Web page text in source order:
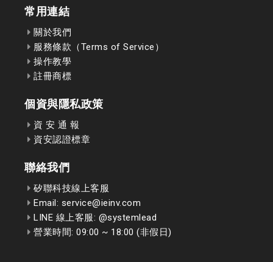
常用連結
關於我們
服務條款（Terms of Service）
操作教學
註冊商標
個資與隱私政策
資 安 通 報
資安認證標章
聯絡我們
矽聯科技線上客服
Email: service@ieinv.com
LINE 線上客服: @systemlead
營業時間: 09:00 ~ 18:00 (非假日)